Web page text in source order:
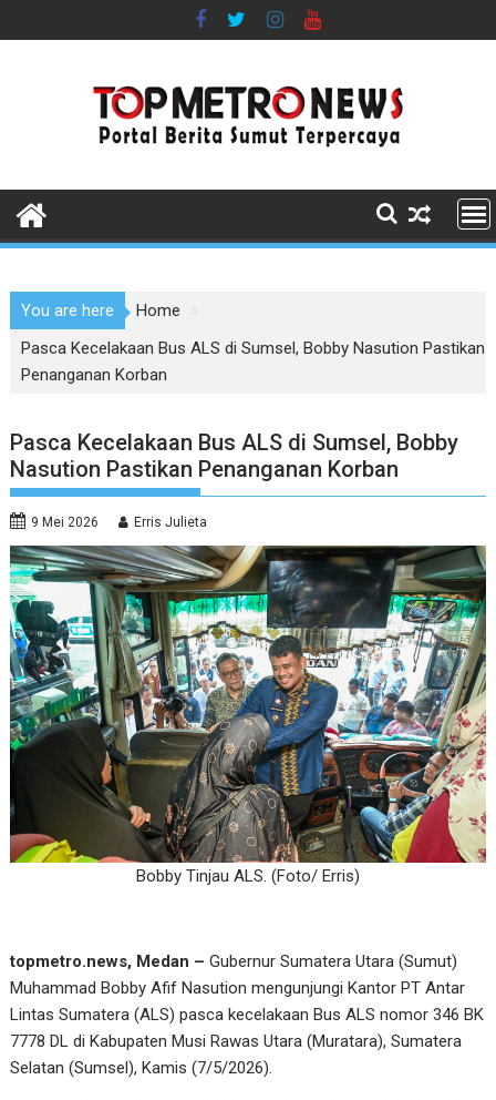
to
You are here
Home
Pasca Kecelakaan Bus ALS di Sumsel, Bobby Nasution Pastikan
Penanganan Korban
Pasca Kecelakaan Bus ALS di Sumsel, Bobby
Nasution Pastikan Penanganan Korban
9 Mei 2026 Erris Julieta
Bobby Tinjau ALS. (Foto/ Erris)
topmetro.news, Medan – Gubernur Sumatera Utara (Sumut)
Muhammad Bobby Afif Nasution mengunjungi Kantor PT Antar
Lintas Sumatera (ALS) pasca kecelakaan Bus ALS nomor 346 BK
7778 DL di Kabupaten Musi Rawas Utara (Muratara), Sumatera
Selatan (Sumsel), Kamis (7/5/2026).